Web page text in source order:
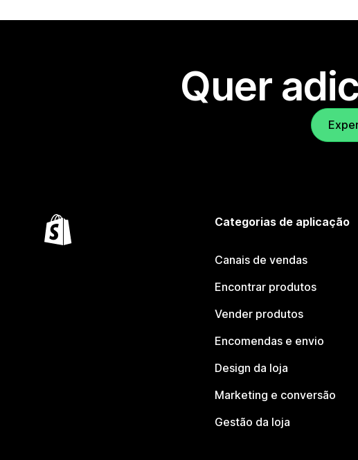
Quer
Categorias de aplicação
Canais de vendas
Encontrar produtos
Vender produtos
Encomendas e envio
Design da loja
Marketing e conversão
Gestão da loja